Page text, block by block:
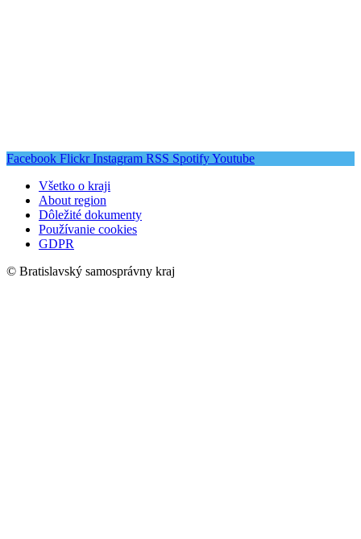
Facebook Flickr Instagram RSS SpotifyYoutube
Všetko o kraji
About region
Dôležité dokumenty
Používanie cookies
GDPR
© Bratislavský samosprávny kraj